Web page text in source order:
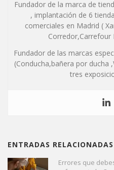
Fundador de la marca de
, implantación de 6
comerciales en Madrid (
Corredor,Carrefour
Fundador de las marcas
(Conducha,bañera por ducha
tres
ENTRADAS RELACIONADAS
Errores que